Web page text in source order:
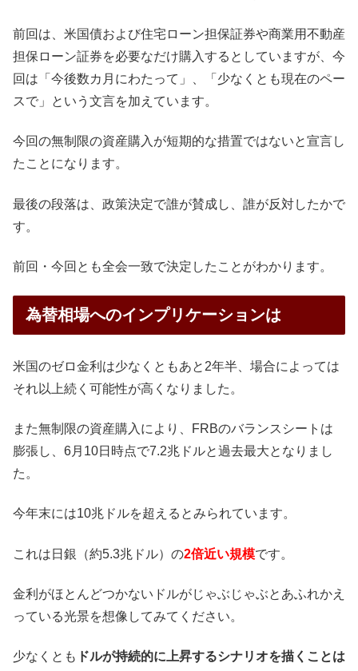
前回は、米国債および住宅ローン担保証券や商業用不動産
担保ローン証券を必要なだけ購入するとしていますが、今
回は「今後数カ月にわたって」、「少なくとも現在のペー
スで」という文言を加えています。
今回の無制限の資産購入が短期的な措置ではないと宣言し
たことになります。
最後の段落は、政策決定で誰が賛成し、誰が反対したかで
す。
前回・今回とも全会一致で決定したことがわかります。
為替相場へのインプリケーションは
米国のゼロ金利は少なくともあと2年半、場合によっては
それ以上続く可能性が高くなりました。
また無制限の資産購入により、FRBのバランスシートは
膨張し、6月10日時点で7.2兆ドルと過去最大となりまし
た。
今年末には10兆ドルを超えるとみられています。
これは日銀（約5.3兆ドル）の2倍近い規模です。
金利がほとんどつかないドルがじゃぶじゃぶとあふれかえ
っている光景を想像してみてください。
少なくとも ドルが持続的に上昇するシナリオを描くことは